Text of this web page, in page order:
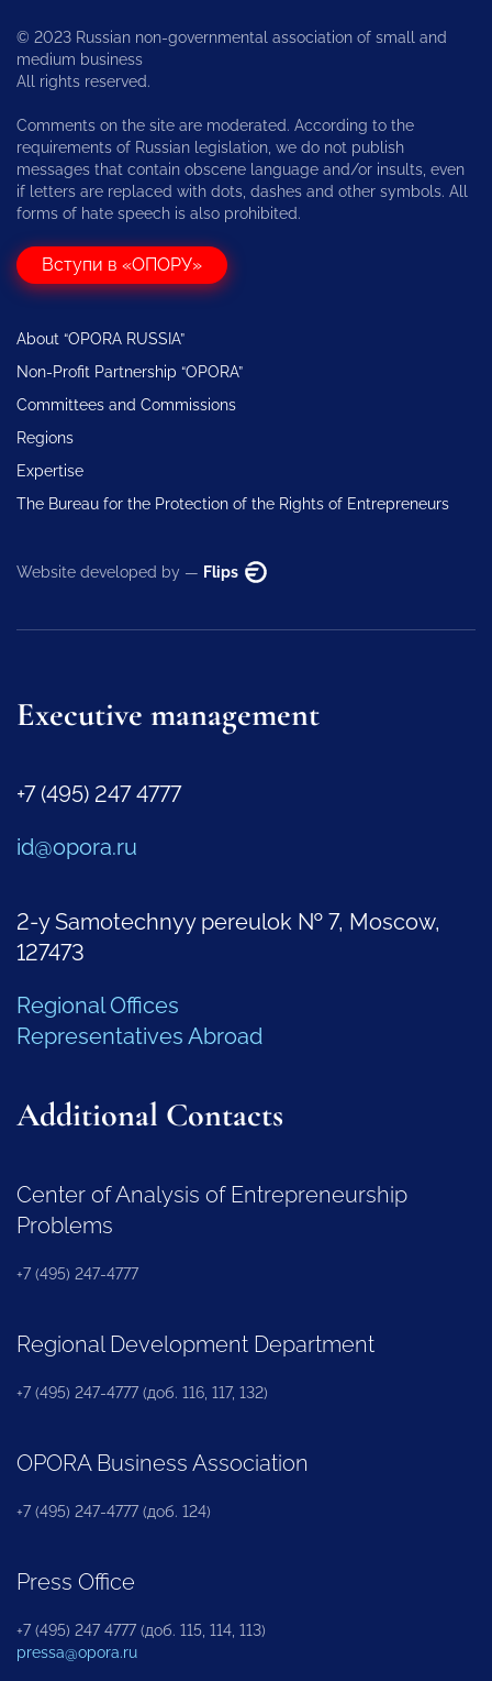
© 2023 Russian non-governmental association of small and
medium business
All rights reserved.
Comments on the site are moderated. According to the
requirements of Russian legislation, we do not publish
messages that contain obscene language and/or insults, even
if letters are replaced with dots, dashes and other symbols. All
forms of hate speech is also prohibited.
Вступи в «ОПОРУ»
About “OPORA RUSSIA”
Non-Profit Partnership “OPORA”
Committees and Commissions
Regions
Expertise
The Bureau for the Protection of the Rights of Entrepreneurs
Website developed by — Flips
Executive management
+7 (495) 247 4777
id@opora.ru
2-y Samotechnyy pereulok № 7, Moscow,
127473
Regional Offices
Representatives Abroad
Additional Contacts
Center of Analysis of Entrepreneurship
Problems
+7 (495) 247-4777
Regional Development Department
+7 (495) 247-4777 (доб. 116, 117, 132)
OPORA Business Association
+7 (495) 247-4777 (доб. 124)
Press Office
+7 (495) 247 4777 (доб. 115, 114, 113)
pressa@opora.ru